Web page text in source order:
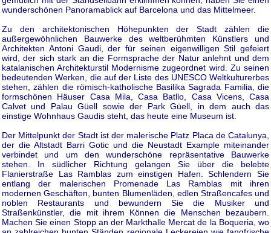
wunderschönen Panoramablick auf Barcelona und das Mittelmeer.
Zu den architektonischen Höhepunkten der Stadt zählen die
außergewöhnlichen Bauwerke des weltberühmten Künstlers und
Architekten Antoni Gaudi, der für seinen eigenwilligen Stil gefeiert
wird, der sich stark an die Formsprache der Natur anlehnt und dem
katalanischen Architekturstil Modernisme zugeordnet wird. Zu seinen
bedeutenden Werken, die auf der Liste des UNESCO Weltkulturerbes
stehen, zählen die römisch-katholische Basilika Sagrada Familia, die
formschönen Häuser Casa Mila, Casa Batllo, Casa Vicens, Casa
Calvet und Palau Güell sowie der Park Güell, in dem auch das
einstige Wohnhaus Gaudis steht, das heute eine Museum ist.
Der Mittelpunkt der Stadt ist der malerische Platz Placa de Catalunya,
der die Altstadt Barri Gotic und die Neustadt Example miteinander
verbindet und um den wunderschöne repräsentative Bauwerke
stehen. In südlicher Richtung gelangen Sie über die belebte
Flanierstraße Las Ramblas zum einstigen Hafen. Schlendern Sie
entlang der malerischen Promenade Las Ramblas mit ihren
modernen Geschäften, bunten Blumenläden, edlen Straßencafes und
noblen Restaurants und bewundern Sie die Musiker und
Straßenkünstler, die mit ihrem Können die Menschen bezaubern.
Machen Sie einen Stopp an der Markthalle Mercat de la Boqueria, wo